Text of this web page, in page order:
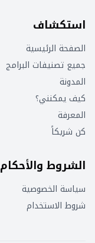
استكشاف
الصفحة الرئيسية
جميع تصنيفات البرامج
المدونة
كيف يمكنني؟
المعرفة
كن شريكاً
الشروط والأحكام
سياسة الخصوصية
شروط الاستخدام